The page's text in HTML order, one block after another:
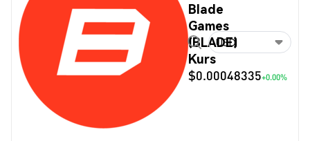
Blade
Games
(BLADE)
Kurs
$0.00048335+0.00%
USD